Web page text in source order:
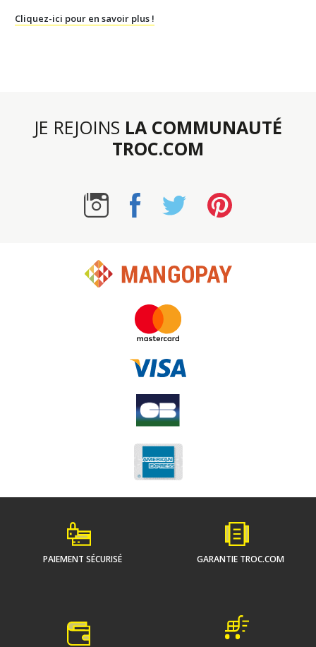
Cliquez-ici pour en savoir plus !
JE REJOINS LA COMMUNAUTÉ
TROC.COM
PAIEMENT SÉCURISÉ GARANTIE TROC.COM